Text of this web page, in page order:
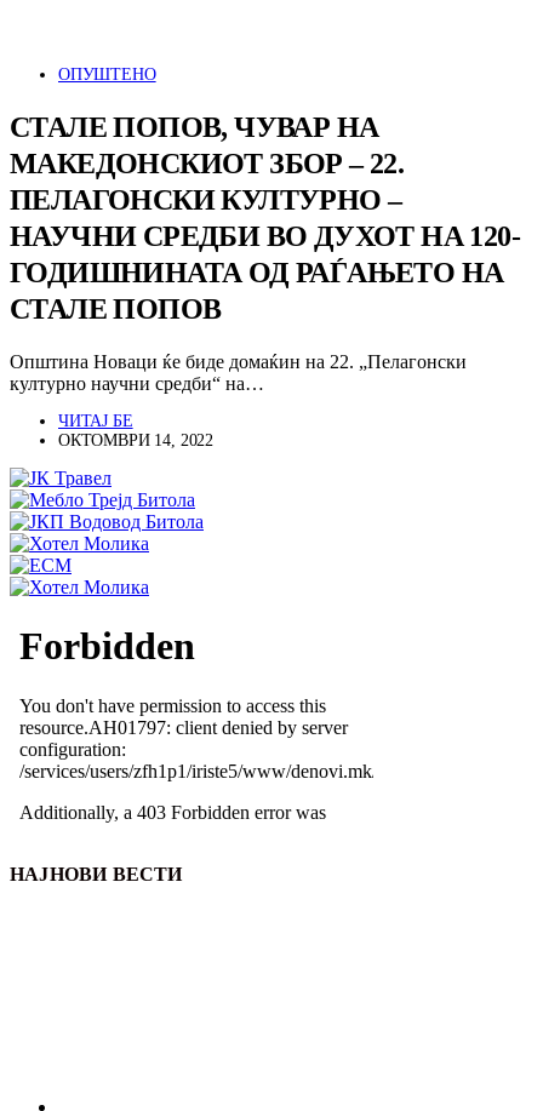
ОПУШТЕНО
СТАЛЕ ПОПОВ, ЧУВАР НА
МАКЕДОНСКИОТ ЗБОР – 22.
ПЕЛАГОНСКИ КУЛТУРНО –
НАУЧНИ СРЕДБИ ВО ДУХОТ НА 120-
ГОДИШНИНАТА ОД РАЃАЊЕТО НА
СТАЛЕ ПОПОВ
Општина Новаци ќе биде домаќин на 22. „Пелагонски
културно научни средби“ на…
ЧИТАЈ БЕ
ОКТОМВРИ 14, 2022
НАЈНОВИ ВЕСТИ